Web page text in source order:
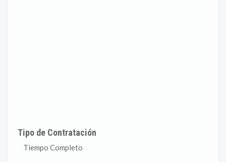
Tipo de Contratación
Tiempo Completo